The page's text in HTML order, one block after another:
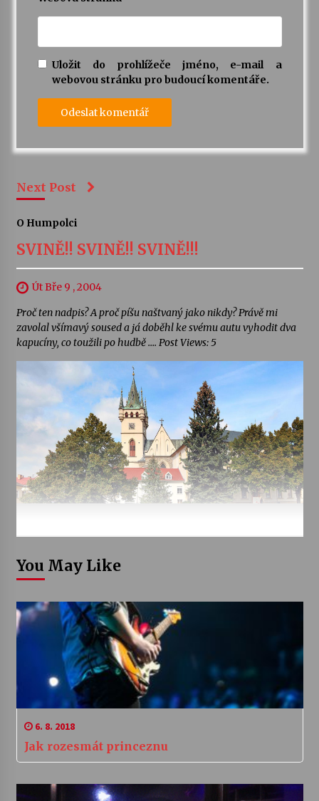
Uložit do prohlížeče jméno, e-mail a
webovou stránku pro budoucí komentáře.
Next Post
O Humpolci
SVINĚ!! SVINĚ!! SVINĚ!!!
Út Bře 9 , 2004
Proč ten nadpis? A proč píšu naštvaný jako nikdy? Právě mi
zavolal všímavý soused a já doběhl ke svému autu vyhodit dva
kapucíny, co toužili po hudbě …. Post Views: 5
You May Like
6. 8. 2018
Jak rozesmát princeznu